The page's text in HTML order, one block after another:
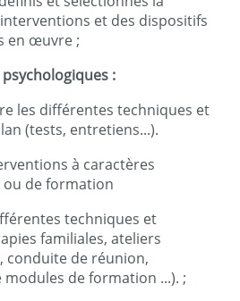
et des dispositifs
en œuvre ;
:
les différentes techniques et
(tests, entretiens...).
à caractères
de formation
techniques et
familiales, ateliers
conduite de réunion,
de formation ...). ;